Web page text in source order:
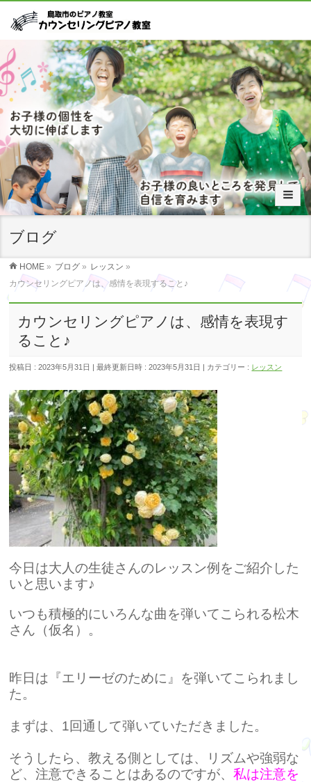
ブログ
HOME » ブログ » レッスン »
カウンセリングピアノは、感情を表現すること♪
カウンセリングピアノは、感情を表現す
ること♪
投稿日 : 2023年5月31日 最終更新日時 : 2023年5月31日 カテゴリー : レッスン
今日は大人の生徒さんのレッスン例をご紹介した
いと思います♪
いつも積極的にいろんな曲を弾いてこられる松木
さん（仮名）。
昨日は『エリーゼのために』を弾いてこられまし
た。
まずは、1回通して弾いていただきました。
そうしたら、教える側としては、リズムや強弱な
ど、注意できることはあるのですが、私は注意を